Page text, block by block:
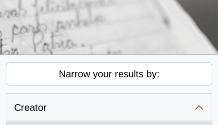
Narrow your results by:
Creator